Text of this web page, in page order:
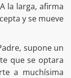
la larga, afirma
y se mueve
supone un
que se optara
a muchísima